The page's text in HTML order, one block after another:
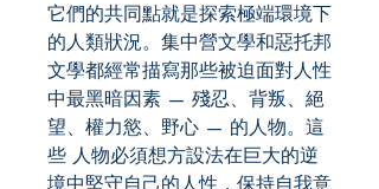
它們的共同點就是探索極端環境下
的人類狀況。集中營文學和惡托邦
文學都經常描寫那些被迫面對人性
中最黑暗因素 — 殘忍、背叛、絕
望、權力慾、野心 — 的人物。這
些 人物必須想方設法在巨大的逆
境中堅守自己的人性，保持自我意